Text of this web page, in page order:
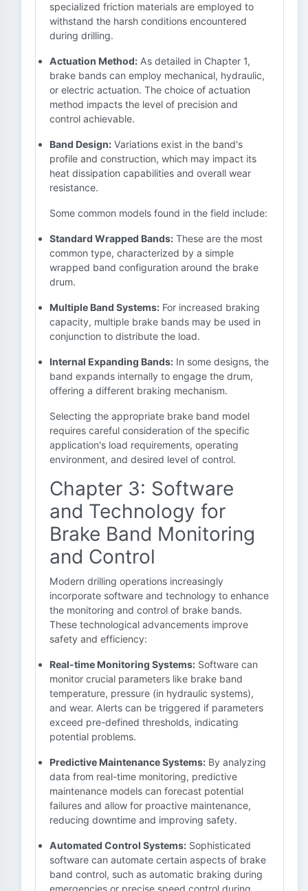
specialized friction materials are employed to
withstand the harsh conditions encountered
during drilling.
Actuation Method: As detailed in Chapter 1,
brake bands can employ mechanical, hydraulic,
or electric actuation. The choice of actuation
method impacts the level of precision and
control achievable.
Band Design: Variations exist in the band's
profile and construction, which may impact its
heat dissipation capabilities and overall wear
resistance.
Some common models found in the field include:
Standard Wrapped Bands: These are the most
common type, characterized by a simple
wrapped band configuration around the brake
drum.
Multiple Band Systems: For increased braking
capacity, multiple brake bands may be used in
conjunction to distribute the load.
Internal Expanding Bands: In some designs, the
band expands internally to engage the drum,
offering a different braking mechanism.
Selecting the appropriate brake band model
requires careful consideration of the specific
application's load requirements, operating
environment, and desired level of control.
Chapter 3: Software
and Technology for
Brake Band Monitoring
and Control
Modern drilling operations increasingly
incorporate software and technology to enhance
the monitoring and control of brake bands.
These technological advancements improve
safety and efficiency:
Real-time Monitoring Systems: Software can
monitor crucial parameters like brake band
temperature, pressure (in hydraulic systems),
and wear. Alerts can be triggered if parameters
exceed pre-defined thresholds, indicating
potential problems.
Predictive Maintenance Systems: By analyzing
data from real-time monitoring, predictive
maintenance models can forecast potential
failures and allow for proactive maintenance,
reducing downtime and improving safety.
Automated Control Systems: Sophisticated
software can automate certain aspects of brake
band control, such as automatic braking during
emergencies or precise speed control during